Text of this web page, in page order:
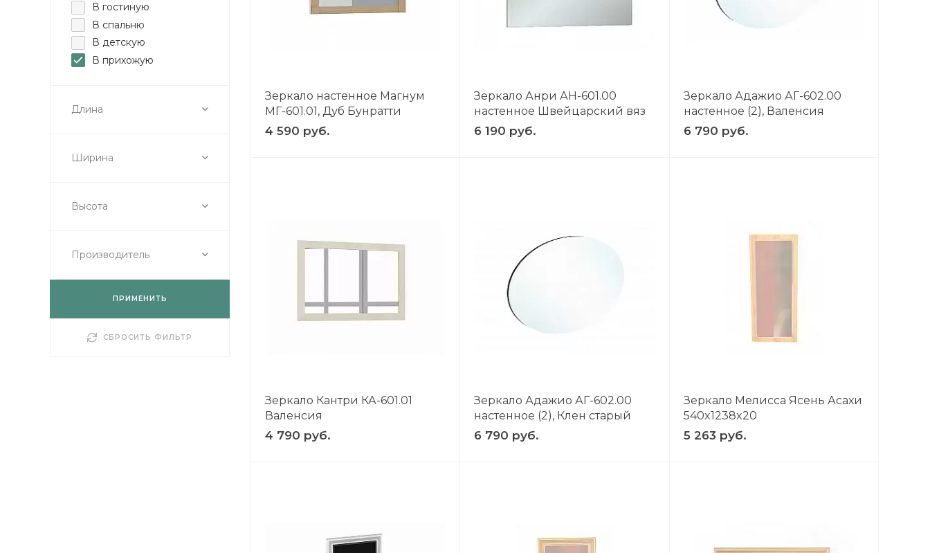
В гостиную
В спальню
В детскую
В прихожую
Длина
Ширина
Высота
Производитель
ПРИМЕНИТЬ
СБРОСИТЬ ФИЛЬТР
Зеркало настенное Магнум
МГ-601.01, Дуб Бунратти
4 590 руб.
Зеркало Анри АН-601.00
настенное Швейцарский вяз
6 190 руб.
Зеркало Адажио АГ-602.00
настенное (2), Валенсия
6 790 руб.
Зеркало Кантри КА-601.01
Валенсия
4 790 руб.
Зеркало Адажио АГ-602.00
настенное (2), Клен старый
6 790 руб.
Зеркало Мелисса Ясень Асахи
540x1238x20
5 263 руб.